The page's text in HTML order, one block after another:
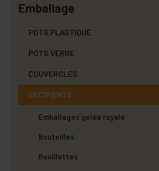
Emballage
POTS PLASTIQUE
POTS VERRE
COUVERCLES
RÉCIPIENTS
Emballages gelée royale
Bouteilles
Bouillottes